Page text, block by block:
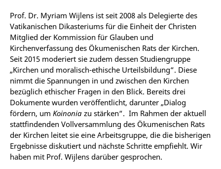
Prof. Dr. Myriam Wijlens ist seit 2008 als Delegierte des
Vatikanischen Dikasteriums für die Einheit der Christen
Mitglied der Kommission für Glauben und
Kirchenverfassung des Ökumenischen Rats der Kirchen.
Seit 2015 moderiert sie zudem dessen Studiengruppe
„Kirchen und moralisch-ethische Urteilsbildung“. Diese
nimmt die Spannungen in und zwischen den Kirchen
bezüglich ethischer Fragen in den Blick. Bereits drei
Dokumente wurden veröffentlicht, darunter „Dialog
fördern, um Koinonia zu stärken“. Im Rahmen der aktuell
stattfindenden Vollversammlung des Ökumenischen Rats
der Kirchen leitet sie eine Arbeitsgruppe, die die bisherigen
Ergebnisse diskutiert und nächste Schritte empfiehlt. Wir
haben mit Prof. Wijlens darüber gesprochen.